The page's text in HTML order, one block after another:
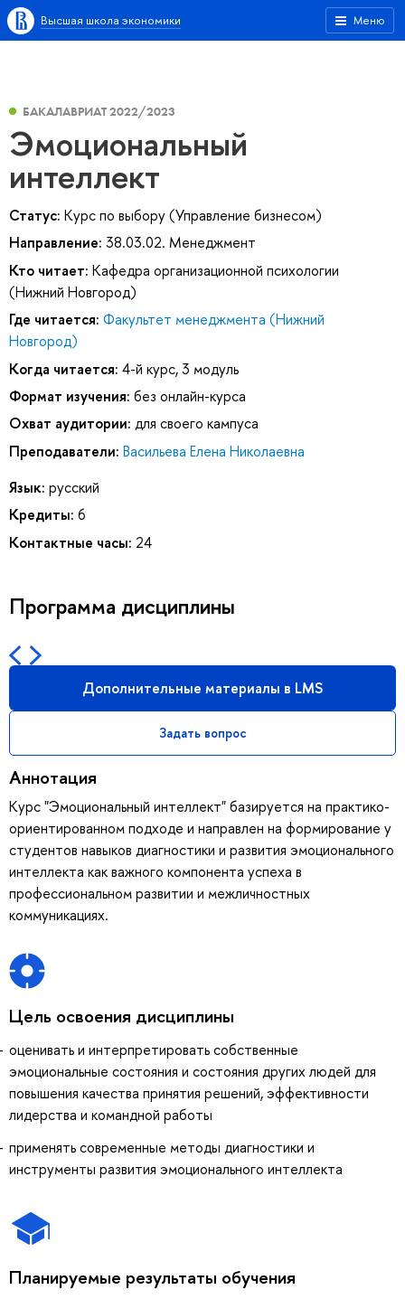
Меню
Высшая школа экономики
БАКАЛАВРИАТ 2022/2023
Эмоциональный
интеллект
Статус: Курс по выбору (Управление бизнесом)
Направление: 38.03.02. Менеджмент
Кто читает: Кафедра организационной психологии
(Нижний Новгород)
Где читается: Факультет менеджмента (Нижний
Новгород)
Когда читается: 4-й курс, 3 модуль
Формат изучения: без онлайн-курса
Охват аудитории: для своего кампуса
Преподаватели: Васильева Елена Николаевна
Язык: русский
Кредиты: 6
Контактные часы: 24
Программа дисциплины
Дополнительные материалы в LMS
Задать вопрос
Аннотация
Курс "Эмоциональный интеллект" базируется на практико-
ориентированном подходе и направлен на формирование у
студентов навыков диагностики и развития эмоционального
интеллекта как важного компонента успеха в
профессиональном развитии и межличностных
коммуникациях.
Цель освоения дисциплины
оценивать и интерпретировать собственные
эмоциональные состояния и состояния других людей для
повышения качества принятия решений, эффективности
лидерства и командной работы
применять современные методы диагностики и
инструменты развития эмоционального интеллекта
Планируемые результаты обучения